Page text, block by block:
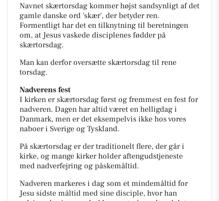
Navnet skærtorsdag kommer højst sandsynligt af det
gamle danske ord 'skær', der betyderren.
Formentligt har det en tilknytning til beretningen
om, at Jesus vaskede disciplenes fødder på
skærtorsdag.
Man kan derfor oversætte skærtorsdag til rene
torsdag.
Nadverens fest
I kirken er skærtorsdag først og fremmest en fest for
nadveren. Dagen har altid været en helligdag i
Danmark, men er det eksempelvis ikke hos vores
naboer i Sverige og Tyskland.
På skærtorsdag er der traditionelt flere, der går i
kirke, og mange kirker holder aftengudstjeneste
med nadverfejring og påskemåltid.
Nadveren markeres i dag som et mindemåltid for
Jesu sidste måltid med sine disciple, hvor han